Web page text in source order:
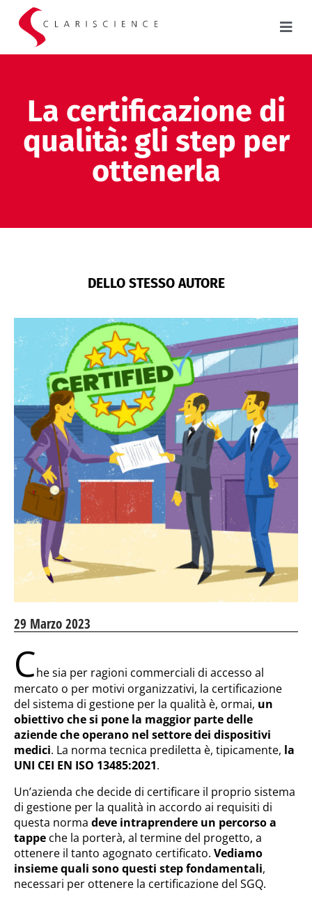
La certificazione di
qualità: gli step per
ottenerla
DELLO STESSO AUTORE
29 Marzo 2023
Che sia per ragioni commerciali di accesso al
mercato o per motivi organizzativi, la certificazione
del sistema di gestione per la qualità è, ormai, un
obiettivo che si pone la maggior parte delle
aziende che operano nel settore dei dispositivi
medici. La norma tecnica prediletta è, tipicamente, la
UNI CEI EN ISO 13485:2021.
Un’azienda che decide di certificare il proprio sistema
di gestione per la qualità in accordo ai requisiti di
questa norma deve intraprendere un percorso a
tappe che la porterà, al termine del progetto, a
ottenere il tanto agognato certificato. Vediamo
insieme quali sono questi step fondamentali,
necessari per ottenere la certificazione del SGQ.